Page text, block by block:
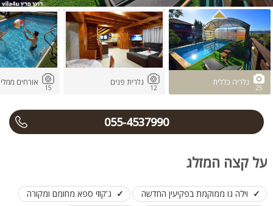
25
גלריה כללית
12
גלרית פנים
15
אורחים
055-4537990
על קצה המזלג
וילה גו ממוקמת בפקיעין החדשה
ג'קוזי ספא מחומם ומקורה